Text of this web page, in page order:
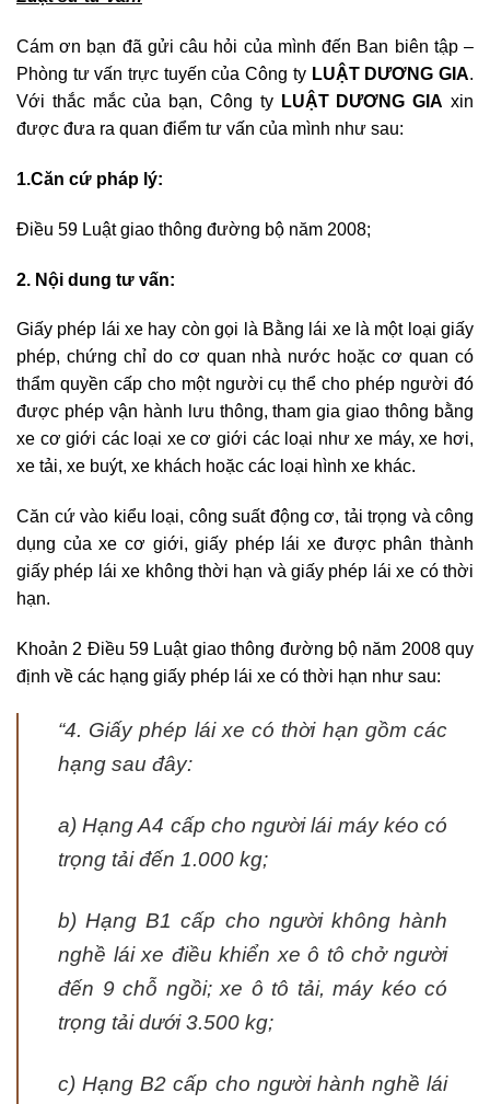
Cám ơn bạn đã gửi câu hỏi của mình đến Ban biên tập –
Phòng tư vấn trực tuyến của Công ty LUẬT DƯƠNG GIA.
Với thắc mắc của bạn, Công ty LUẬT DƯƠNG GIA xin
được đưa ra quan điểm tư vấn của mình như sau:
1.Căn cứ pháp lý:
Điều 59 Luật giao thông đường bộ năm 2008;
2. Nội dung tư vấn:
Giấy phép lái xe hay còn gọi là Bằng lái xe là một loại giấy
phép, chứng chỉ do cơ quan nhà nước hoặc cơ quan có
thẩm quyền cấp cho một người cụ thể cho phép người đó
được phép vận hành lưu thông, tham gia giao thông bằng
xe cơ giới các loại xe cơ giới các loại như xe máy, xe hơi,
xe tải, xe buýt, xe khách hoặc các loại hình xe khác.
Căn cứ vào kiểu loại, công suất động cơ, tải trọng và công
dụng của xe cơ giới, giấy phép lái xe được phân thành
giấy phép lái xe không thời hạn và giấy phép lái xe có thời
hạn.
Khoản 2 Điều 59 Luật giao thông đường bộ năm 2008 quy
định về các hạng giấy phép lái xe có thời hạn như sau:
“4. Giấy phép lái xe có thời hạn gồm các
hạng sau đây:
a) Hạng A4 cấp cho người lái máy kéo có
trọng tải đến 1.000 kg;
b) Hạng B1 cấp cho người không hành
nghề lái xe điều khiển xe ô tô chở người
đến 9 chỗ ngồi; xe ô tô tải, máy kéo có
trọng tải dưới 3.500 kg;
c) Hạng B2 cấp cho người hành nghề lái